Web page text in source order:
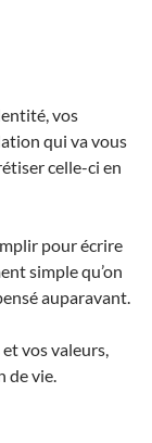
vos
qui va vous
celle-ci en
pour écrire
simple qu’on
auparavant.
vos valeurs,
de vie.